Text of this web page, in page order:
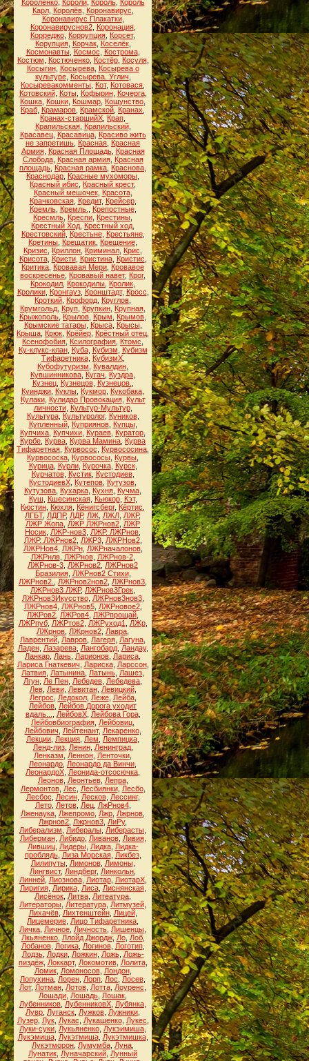
Короленко, Короли, Король,
Король
Карл, Королёв, Коронавирус
Коронавирус Плакатки,
Коронавируснов2, Коронация,
Корреджо Коррупция Корсет,
Корупция, Корчак, Коселёк,
Космонавты, Космос Кострома,
Костюм
Костюченко, Костёр, Косуля,
Косыгин, Косырева, Косырева о
культуре, Косырева. Углич
Косыревакомменты Кот, Котовася
Котовский, Коты, Кофырин, Кочерга,
Кошка Кошки Кошмар Кощунство
Краб Крамаров Крамской Кранах
Кранах-старшийХ Крап
Крапильская, Крапильский,
Красавец, Красавица, Красиво жить
не запретишь Красная Красная
Армия, Красная Площадь, Красная
Слобода, Красная армия, Красная
площадь Красная рамка Краснова
Краснодар Красные мухоморы
Красный ибис
Красный крест,
Красный мешочек, Красота,
Крачковская, Кредит, Крейсер,
Кремль, Кремль. Крепостные,
Кресмль Креспи Крестины
Крестный Ход Крестный ход
Крестовский, Крестьне, Крестьяне,
Кретины Крещатик Крещение
Кризис
Криллон Криминал Крис
Крисота, Кристи, Кристина, Кристис
Критика Кровавая Мери Кровавое
воскресенье Кровавый навет, Крог,
Крокодил Крокодилы Кролик
Кролики, Кронгауз, Кронштадт, Кросс
Кроткий Крофорд Круглов
Крумгольд Круп Крупкин Крупная
Крыжополь Крылов Крым Крымов
Крымские татары, Крыса, Крысы,
Крыша Крюк Крёйер Крёстный отец
Ксенофобия Ксилография Ктомс
Ку-клукс-клан, Куба, Кубизм
Кубизм
Тифаретника, КубизмХ,
Кубофутуризм
Кувалдин
Кувшинникова Кугач Куздра
Кузнец, Кузнецов, Кузнецов.
Куинджи Куклы Кукмор Кукобака
Кулаки, Кулидар Провокация, Культ
личности, Культур-Мультур,
Культура, Культуролог, Куников,
Купленный, Куприянов, Купцы,
Купчиха Купчихи Кураев Куратор
Курбе Курва Курва Мамина Курва
Тифаретная Курвосос Курвососина
Курвососка Курвососы Курвы
Курица, Курли, Курочка, Курск,
Курчатов, Кустик, Кустодиев,
КустодиевХ Кутепов Кутузов
Кутузова Кухарка Кухня Кучма
Куш
Кшесинская, Кьюкор, Кэт,
Кюстин Кюхля Кёнигсберг, Кёртис
ЛГБТ, ЛДПР, ЛДР, ЛЖ ЛЖЛ ЛЖР,
ЛЖР Жопа ЛЖР ЛЖРнов2 ЛЖР
Носик ЛЖР-нов3 ЛЖР. ЛЖРнов
ЛЖР. ЛЖРнов2, ЛЖР3, ЛЖРНов2,
ЛЖРНов4, ЛЖРн, ЛЖРначалонов,
ЛЖРнлв, ЛЖРнов, ЛЖРнов-2,
ЛЖРнов-3 ЛЖРнов2 ЛЖРнов2
Бразилия, ЛЖРнов2 Стихи,
ЛЖРнов2.
ЛЖРнов2нов2 ЛЖРнов3
ЛЖРнов3 ЛЖР, ЛЖРнов3Грек
ЛЖРнов3Икусство, ЛЖРнов3нов3,
ЛЖРнов4, ЛЖРнов5, ЛЖРновое2,
ЛЖРов2 ЛЖРов4 ЛЖРпрощай
ЛЖРпуб, ЛЖРтов2, ЛЖРуход1 ЛЖр,
ЛЖрнов ЛЖрнов2 Лавра
Лаврентий Лавров Лагеря Лагуна
Ладен, Лазарева, Лангобард, Ландау,
Ланкар Лань Ларионов Лариса
Лариса Гнаткевич
Лариска, Ларссон,
Латвия Латынина Латынь Лашез
Лгун Ле Пен Лебедев Лебедева
Лев, Леви, Левитан, Левицкий,
Легрос
Ледокол, Леже, Лейба,
Лейбов Лейбов Дорога уходит
вдаль...
ЛейбовХ, Лейбова Гора,
Лейбовбиография Лейбовиц
Лейбович
Лейтенант, Лекаренко,
Лекции Лекция Лем Лемпицка
Ленд-лиз, Ленин, Ленинград,
Ленказм
Леннон Ленточки
Леонардо Леонардо да Винчи
ЛеонардоХ Леонида-отсосючка
Леонов, Леонтьев, Лепра,
Лермонтов, Лес Лесбиянки, Лесбо,
Лесбос
Лесин, Лесков, Лессинг,
Лето, Летов, Лец, ЛжРнов4,
Лженаука Лжепромо Лжр Лжрнов
Лжрнов2 Лжрнов3 ЛиРу,
Либерализм
Либералы Либерасты
Либерман, Либидо, Ливанов, Ливия,
Лившиц, Лидеры, Лидка, Лидка-
проблядь, Лиза Морская, Ликбез,
Лилипуты, Лимонов, Лимоны,
Лингвист, Линдберг, Линкольн
Линней, Лиознова, Лиотар, ЛиотарХ,
Лиригия, Лирика, Лиса, Лиснянская,
Лисёнок Литва Литеатура
Литераторы Литература Литмузей
Лихачёв, Лихтенштейн, Лицей,
Лицемерие Лицо Тифаретника
Личка Личное Личность Лишенцы
Лкьяненко, Ллойд Джордж, Ло, Лоб,
Лобанов, Логика, Логинов, Логотип,
Лодзь, Лодки, Ложкин, Ложь, Ложь-
пиздёж, Локкарт, Локомотив, Лолита,
Ломик, Ломоносов, Лондон,
Лопухина Лорен Лорп Лос Лосев
Лот, Лотман Лотов Лотта Лоуренс
Лошади Лошадь Лошак
Лубенников ЛубенниковХ Лубянка
Лувр Луганск Лужков Лужники
Лузер, Лук, Лукас Лукашенко, Лукес
Луки-суки Лукьяненко Лукэимиша
Лукэмиша, Лукэтмиша, Лукэтмишка,
Лукэтморон Лумумба Луна
Лунатик Луначарский Лунный